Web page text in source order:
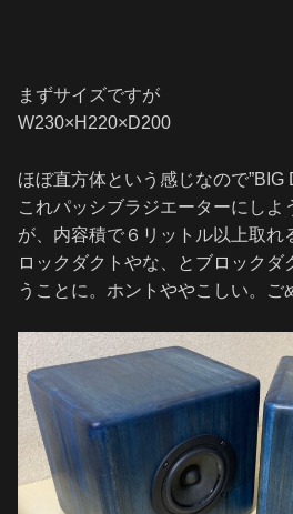
まずサイズですが
W230×H220×D200
ほぼ直方体という感じなので”BIG
これパッシブラジエーターにしよ
が、内容積で６リットル以上取れ
ロックダクトやな、とブロックダ
うことに。ホントややこしい。ご